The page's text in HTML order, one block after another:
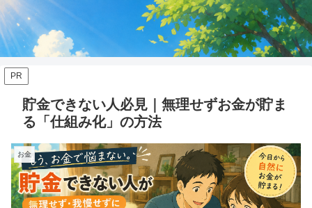
PR
貯金できない人必見｜無理せずお金が貯ま
る「仕組み化」の方法
お金